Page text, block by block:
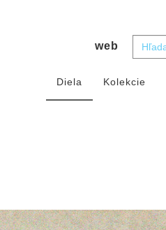
web
Diela Kolekcie